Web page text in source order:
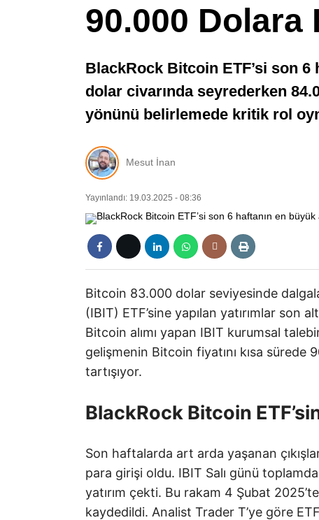
90.000 Dolara
BlackRock Bitcoin ETF’si son 6
dolar civarında seyrederken
yönünü belirlemede kritik rol
Mesut İnan
Yayınlandı: 19.03.2025 - 08:36
Bitcoin 83.000 dolar seviyesinde
(IBIT) ETF’sine yapılan yatırımlar son
Bitcoin alımı yapan IBIT kurumsal
gelişmenin Bitcoin fiyatını kısa sürede
tartışıyor.
BlackRock Bitcoin
Son haftalarda art arda yaşanan
para girişi oldu. IBIT Salı günü
yatırım çekti. Bu rakam 4 Şubat
kaydedildi. Analist Trader T’ye göre